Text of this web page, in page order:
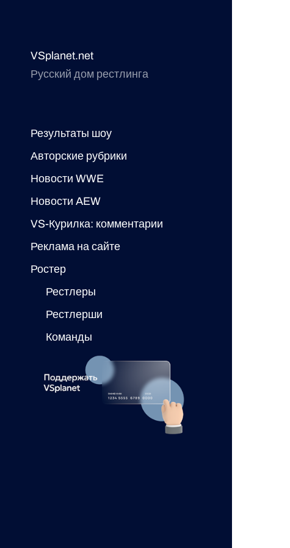
VSplanet.net
Русский дом рестлинга
Результаты шоу
Авторские рубрики
Новости WWE
Новости AEW
VS-Курилка: комментарии
Реклама на сайте
Ростер
Рестлеры
Рестлерши
Команды